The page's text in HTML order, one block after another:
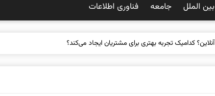
بین الملل جامعه فناوری اطلاعات